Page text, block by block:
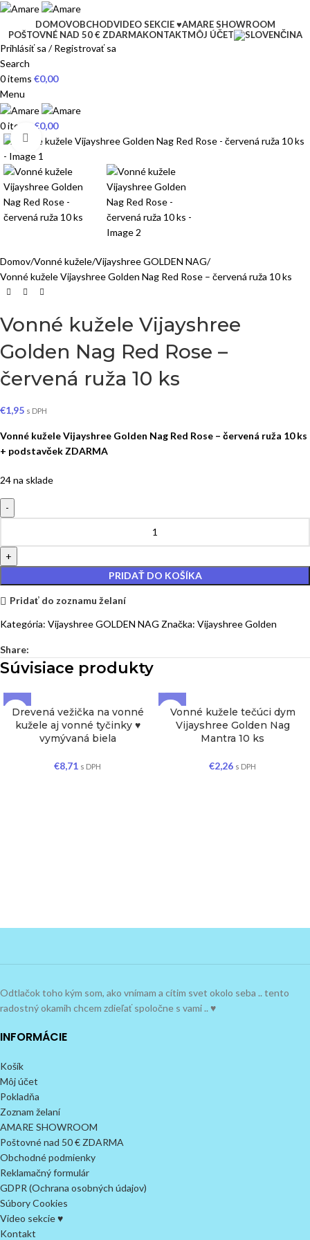
DOMOVOBCHODVIDEO SEKCIE ♥AMARE SHOWROOM
POŠTOVNÉ NAD 50 € ZDARMAKONTAKTMÔJ ÚČET
Prihlásiť sa / Registrovať sa
Search
0items €0,00
Menu
0items €0,00
Click to enlarge
Domov Vonné kužele Vijayshree GOLDEN NAG
Vonné kužele Vijayshree Golden Nag Red Rose – červená ruža 10 ks
Vonné kužele Vijayshree
Golden Nag Red Rose –
červená ruža 10 ks
€1,95 s DPH
Vonné kužele Vijayshree Golden Nag Red Rose – červená ruža 10 ks
+ podstavček ZDARMA
24 na sklade
PRIDAŤ DO KOŠÍKA
Pridať do zoznamu želaní
Kategória: Vijayshree GOLDEN NAG Značka: Vijayshree Golden
Share:
Súvisiace produkty
Drevená vežička na vonné
kužele aj vonné tyčinky ♥
vymývaná biela
€8,71 s DPH
Vonné kužele tečúci dym
Vijayshree Golden Nag
Mantra 10 ks
€2,26 s DPH
Odtlačok toho kým som, ako vnímam a cítim svet okolo seba .. tento
radostný okamih chcem zdieľať spoločne s vami .. ♥
INFORMÁCIE
Košík
Môj účet
Pokladňa
Zoznam želaní
AMARE SHOWROOM
Poštovné nad 50 € ZDARMA
Obchodné podmienky
Reklamačný formulár
GDPR (Ochrana osobných údajov)
Súbory Cookies
Video sekcie ♥
Kontakt